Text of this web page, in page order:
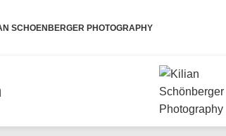
SCHOENBERGER PHOTOGRAPHY